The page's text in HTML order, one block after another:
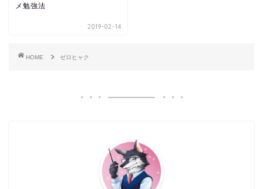
メ勉強法
2019-02-14
HOME ゼロヒャク